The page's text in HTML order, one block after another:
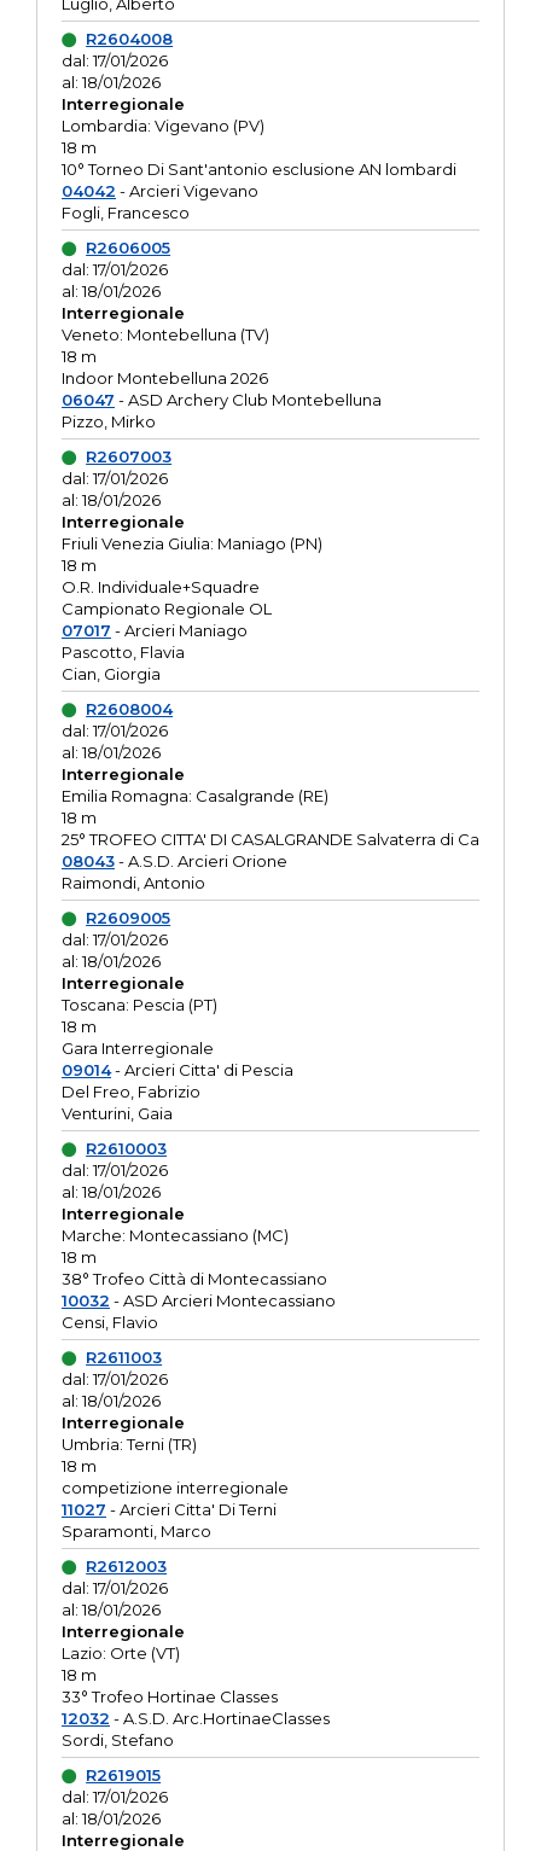
R2604008
dal: 17/01/2026
al: 18/01/2026
Interregionale
Lombardia: Vigevano (PV)
18 m
10° Torneo Di Sant'antonio esclusione AN lombardi
04042 - Arcieri Vigevano
Fogli, Francesco
R2606005
dal: 17/01/2026
al: 18/01/2026
Interregionale
Veneto: Montebelluna (TV)
18 m
Indoor Montebelluna 2026
06047 - ASD Archery Club Montebelluna
Pizzo, Mirko
R2607003
dal: 17/01/2026
al: 18/01/2026
Interregionale
Friuli Venezia Giulia: Maniago (PN)
18 m
O.R. Individuale+Squadre
Campionato Regionale OL
07017 - Arcieri Maniago
Pascotto, Flavia
Cian, Giorgia
R2608004
dal: 17/01/2026
al: 18/01/2026
Interregionale
Emilia Romagna: Casalgrande (RE)
18 m
25° TROFEO CITTA' DI CASALGRANDE Salvaterra di Ca
08043- A.S.D. Arcieri Orione
Raimondi, Antonio
R2609005
dal: 17/01/2026
al: 18/01/2026
Interregionale
Toscana: Pescia (PT)
18 m
Gara Interregionale
09014- Arcieri Citta' di Pescia
Del Freo, Fabrizio
Venturini, Gaia
R2610003
dal: 17/01/2026
al: 18/01/2026
Interregionale
Marche: Montecassiano (MC)
18 m
38° Trofeo Città di Montecassiano
10032 - ASD Arcieri Montecassiano
Censi, Flavio
R2611003
dal: 17/01/2026
al: 18/01/2026
Interregionale
Umbria: Terni (TR)
18 m
competizione interregionale
11027 - Arcieri Citta' Di Terni
Sparamonti, Marco
R2612003
dal: 17/01/2026
al: 18/01/2026
Interregionale
Lazio: Orte (VT)
18 m
33° Trofeo Hortinae Classes
12032 - A.S.D. Arc.HortinaeClasses
Sordi, Stefano
R2619015
dal: 17/01/2026
al: 18/01/2026
Interregionale